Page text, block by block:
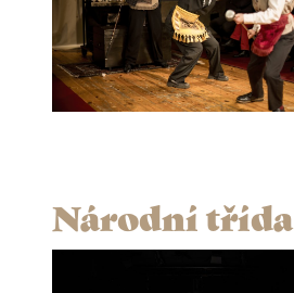
Národní třída